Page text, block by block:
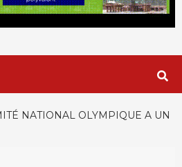
NATIONAL OLYMPIQUE A UN